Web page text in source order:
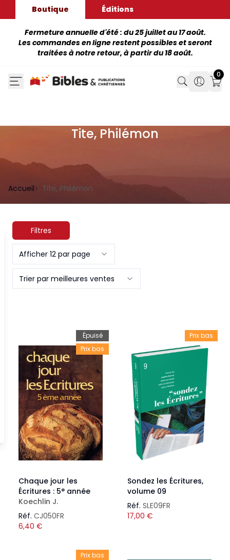
Boutique Éditions
Fermeture annuelle d'été : du 25 juillet au 17 août.
Les commandes en ligne restent possibles et seront
traitées à notre retour, à partir du 18 août.
Search
Search
0
Tite, Philémon
Accueil Tite, Philémon
Filtres
Afficher 12 par page
Trier par meilleures ventes
Épuisé
Prix bas
Chaque jour les
Écritures : 5° année
Koechlin J.
Réf. CJ050FR
6,40 €
Prix bas
Sondez les Écritures,
volume 09
Réf. SLE09FR
17,00 €
Prix bas